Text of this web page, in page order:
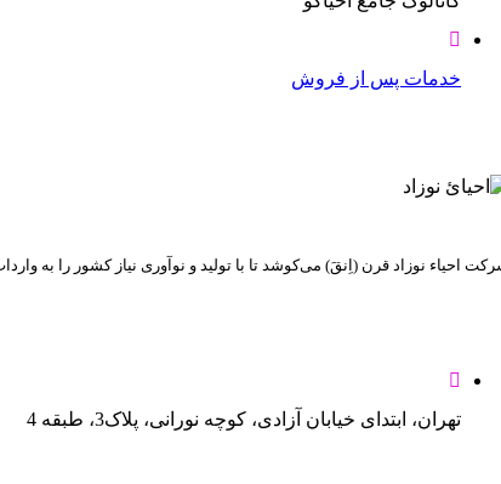
خدمات پس از فروش
احیاء نوزاد قرن (اِنقَ) می‌کوشد تا با تولید و نوآوری نیاز کشور را به
تهران، ابتدای خیابان آزادی، کوچه نورانی، پلاک3، طبقه 4